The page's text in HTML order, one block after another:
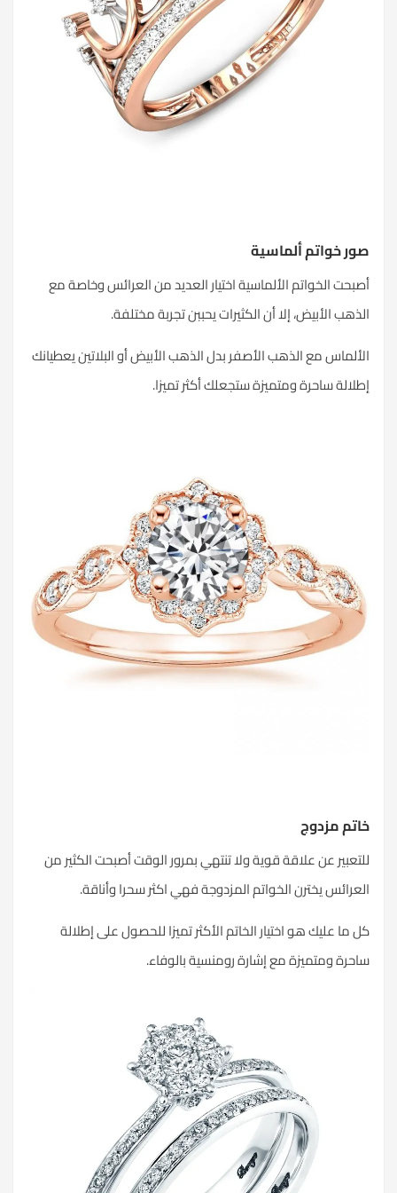
صور خواتم ألماسية
أصبحت الخواتم الألماسية اختيار العديد من العرائس وخاصة مع
الذهب الأبيض، إلا أن الكثيرات يحببن تجربة مختلفة.
الألماس مع الذهب الأصفر بدل الذهب الأبيض أو البلاتين يعطيانك
إطلالة ساحرة ومتميزة ستجعلك أكثر تميزا.
خاتم مزدوج
للتعبير عن علاقة قوية ولا تنتهي بمرور الوقت أصبحت الكثير من
العرائس يخترن الخواتم المزدوجة فهي اكثر سحرا وأناقة.
كل ما عليك هو اختيار الخاتم الأكثر تميزا للحصول على إطلالة
ساحرة ومتميزة مع إشارة رومنسية بالوفاء.